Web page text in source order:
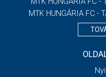
MTK HUNGÁRIA FC -